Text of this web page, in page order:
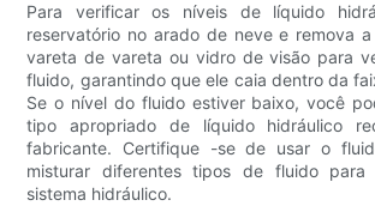
Para verificar os níveis de líquido
reservatório no arado de neve e remova
vareta de vareta ou vidro de visão para
fluido, garantindo que ele caia dentro da
Se o nível do fluido estiver baixo, você
tipo apropriado de líquido hidráulico
fabricante. Certifique -se de usar o
misturar diferentes tipos de fluido
sistema hidráulico.